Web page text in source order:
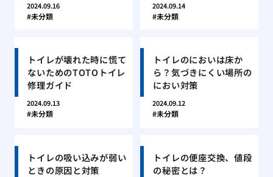
2024.09.16
未分類
2024.09.14
未分類
トイレが壊れた時に慌て
ないためのTOTOトイレ
修理ガイド
2024.09.13
未分類
トイレのにおいは床か
ら？気づきにくい場所の
におい対策
2024.09.12
未分類
トイレの吸い込みが弱い
ときの原因と対策
トイレの便座交換、値段
の秘密とは？